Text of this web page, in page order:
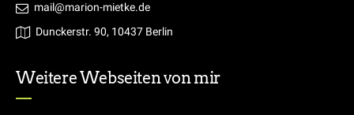
mail@marion-mietke.de
Dunckerstr. 90, 10437 Berlin
Weitere Webseiten von mir